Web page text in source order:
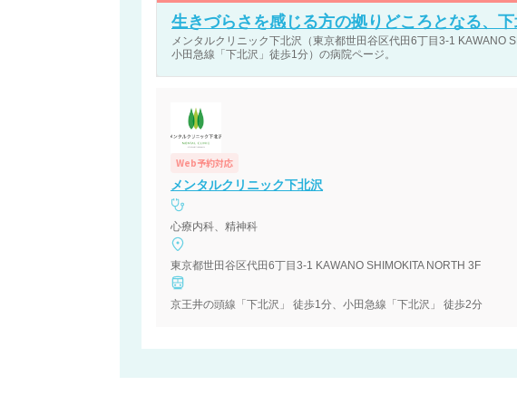
生きづらさを感じる方の拠りどころとなる、
メンタルクリニック下北沢（東京都世田谷区代田6丁目3-1 KAWANO
小田急線「下北沢」徒歩1分）の病院ページ。
Web予約対応
メンタルクリニック下北沢
心療内科、精神科
東京都世田谷区代田6丁目3-1 KAWANO SHIMOKITA NORTH 3F
京王井の頭線「下北沢」 徒歩1分、小田急線「下北沢」 徒歩2分